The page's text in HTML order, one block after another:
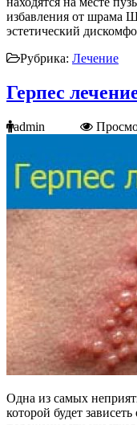
избавления от шрама
эстетический
Рубрика: Лечение
Герпес
admin
Одна из самых
которой будет